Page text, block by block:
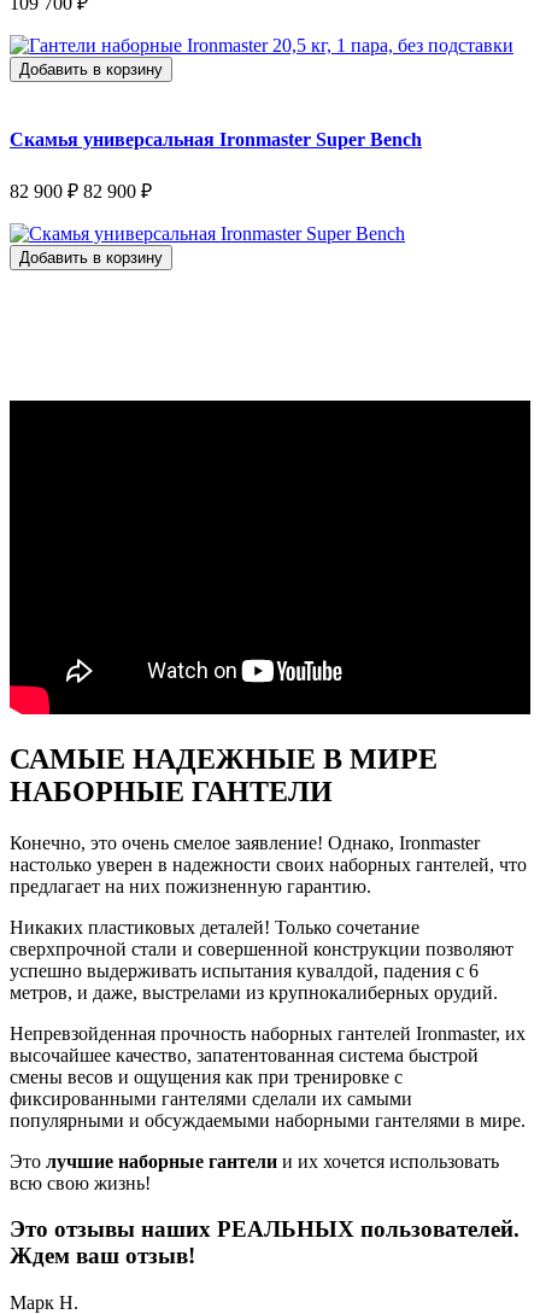
Добавить в корзину
Скамья универсальная Ironmaster Super Bench
82 900 ₽ 82 900 ₽
Добавить в корзину
САМЫЕ НАДЕЖНЫЕ В МИРЕ
НАБОРНЫЕ ГАНТЕЛИ
Конечно, это очень смелое заявление! Однако, Ironmaster
настолько уверен в надежности своих наборных гантелей, что
предлагает на них пожизненную гарантию.
Никаких пластиковых деталей! Только сочетание
сверхпрочной стали и совершенной конструкции позволяют
успешно выдерживать испытания кувалдой, падения с 6
метров, и даже, выстрелами из крупнокалиберных орудий.
Непревзойденная прочность наборных гантелей Ironmaster, их
высочайшее качество, запатентованная система быстрой
смены весов и ощущения как при тренировке с
фиксированными гантелями сделали их самыми
популярными и обсуждаемыми наборными гантелями в мире.
Это лучшие наборные гантели и их хочется использовать
всю свою жизнь!
Это отзывы наших РЕАЛЬНЫХ пользователей.
Ждем ваш отзыв!
Марк Н.